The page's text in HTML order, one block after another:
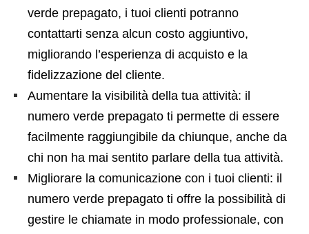
verde prepagato, i tuoi clienti potranno
contattarti senza alcun costo aggiuntivo,
migliorando l’esperienza di acquisto e la
fidelizzazione del cliente.
Aumentare la visibilità della tua attività: il
numero verde prepagato ti permette di essere
facilmente raggiungibile da chiunque, anche da
chi non ha mai sentito parlare della tua attività.
Migliorare la comunicazione con i tuoi clienti: il
numero verde prepagato ti offre la possibilità di
gestire le chiamate in modo professionale, con